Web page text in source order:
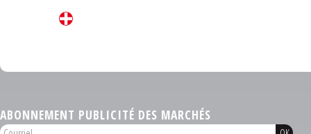
ABONNEMENT PUBLICITÉ DES MARCHÉS